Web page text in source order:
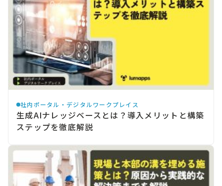
生成AIナレッジベースとは？導入メリットと構築
ステップを徹底解説
社内ポータル・デジタルワークプレイス